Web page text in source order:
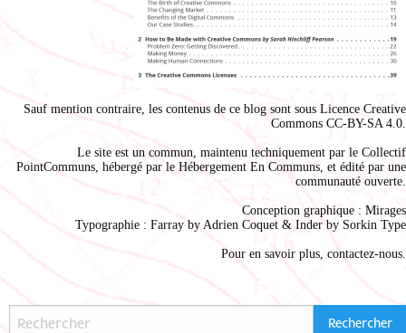
Sauf mention contraire, les contenus de ce blog sont sous Licence Creative
Commons CC-BY-SA 4.0
Le site est un commun, maintenu techniquement par le Collectif
PointCommuns , hébergé par le Hébergement En Communs , et édité par une
communauté ouverte.
Conception graphique : Mirages
Typographie : Farray by Adrien Coquet & Inder by Sorkin Type
Pour en savoir plus, contactez-nous